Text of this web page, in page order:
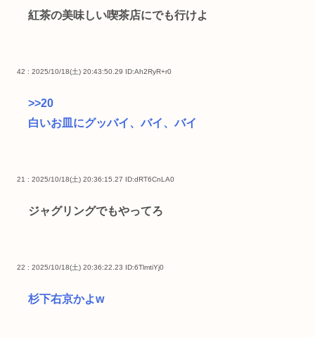
紅茶の美味しい喫茶店にでも行けよ
42 : 2025/10/18(土) 20:43:50.29 ID:Ah2RyR+r0
>>20
白いお皿にグッバイ、バイ、バイ
21 : 2025/10/18(土) 20:36:15.27 ID:dRT6CnLA0
ジャグリングでもやってろ
22 : 2025/10/18(土) 20:36:22.23 ID:6TlmtiYj0
杉下右京かよw